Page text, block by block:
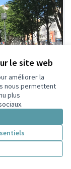
le site web
améliorer la
nous permettent
plus